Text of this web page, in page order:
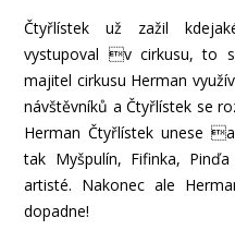
Čtyřlístek už zažil
vystupoval v cirkusu, to
majitel cirkusu Herman
návštěvníků a Čtyřlístek se
Herman Čtyřlístek unese
tak Myšpulín, Fifinka,
artisté. Nakonec ale
dopadne!